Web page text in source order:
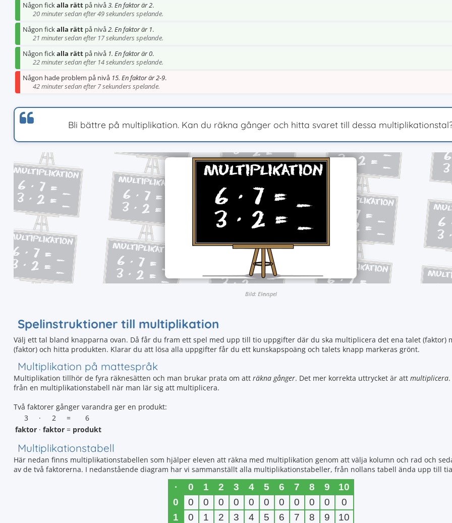
Någon fickalla rätt på nivå3. En faktor är 2.
20 minuter sedan efter 49 sekunders spelande.
Någon fickalla rätt på nivå2. En faktor är 1.
21 minuter sedan efter 17 sekunders spelande.
Någon fickalla rätt på nivå 1. En faktor är 0.
22 minuter sedan efter 14 sekunders spelande.
Någon hade problem på nivå 15. En faktor är 2-9.
42 minuter sedan efter 7 sekunders spelande.
Bli bättre på multiplikation. Kan du räkna gånger och hitta svaret till dessa
Bild: Elevspel
Spelinstruktioner till multiplikation
Välj ett tal bland knapparna ovan. Då får du fram ett spel med upp till tio uppgifter där du ska multiplicera det ena talet (faktor)
(faktor) och hitta produkten. Klarar du att lösa alla uppgifter får du ett kunskapspoäng och talets knapp markeras grönt.
Multiplikation på mattespråk
Multiplikation tillhör de fyra räknesätten och man brukar prata om att räkna gånger. Det mer korrekta uttrycket är att multiplicera
från en multiplikationstabell när man lär sig att multiplicera.
Två faktorer gånger varandra ger en produkt:
3
· 2 =
6
faktor · faktor = produkt
Multiplikationstabell
Här nedan finns multiplikationstabellen som hjälper eleven att räkna med multiplikation genom att välja kolumn och rad och
av de två faktorerna. I nedanstående diagram har vi sammanställt alla multiplikationstabeller, från nollans tabell ända upp till
· 0 1 2 3 4 5 6 7 8 9
10
0
0 0 0 0 0 0 0 0 0 0
0
1
0 1 2 3 4 5 6 7 8 9
10